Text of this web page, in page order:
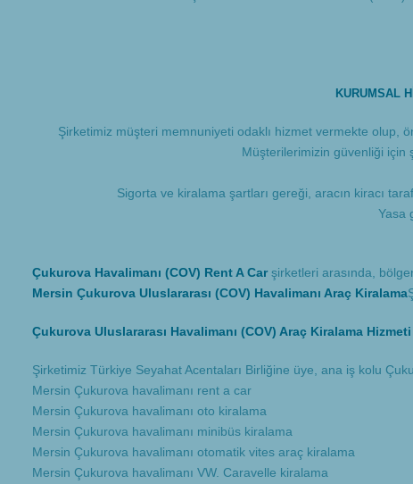
KURUMSAL
Şirketimiz müşteri memnuniyeti odaklı hizmet vermekte olup,
Müşterilerimizin güvenliği için
Sigorta ve kiralama şartları gereği, aracın kiracı
Yasa
Çukurova Havalimanı (COV) Rent A Carşirketleri arasında,
Mersin Çukurova Uluslararası (COV) Havalimanı Araç Kiralama
Çukurova Uluslararası Havalimanı (COV) Araç Kiralama Hizmeti
Şirketimiz Türkiye Seyahat Acentaları Birliğine üye, ana iş kolu
Mersin Çukurova havalimanı rent a car
Mersin Çukurova havalimanı oto kiralama
Mersin Çukurova havalimanı minibüs kiralama
Mersin Çukurova havalimanı otomatik vites araç kiralama
Mersin Çukurova havalimanı VW. Caravelle kiralama